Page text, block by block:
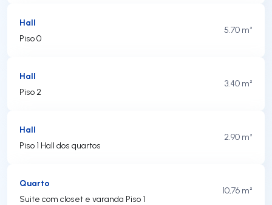
Hall
Piso 0
5.70 m²
Hall
Piso 2
3.40 m²
Hall
Piso 1 Hall dos quartos
2.90 m²
Quarto
Suite com closet e varanda Piso 1
10,76 m²